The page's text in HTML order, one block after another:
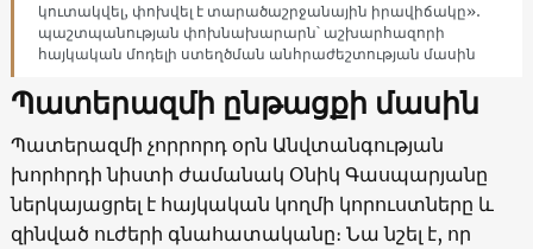
կուտակվել, փոխվել է տարածաշրջանային իրավիճակը»․
պաշտպանության փոխնախարարն՝ աշխարհազորի
հայկական մոդելի ստեղծման անհրաժեշտության մասին
Պատերազմի ընթացքի մասին
Պատերազմի չորրորդ օրն Անվտանգության
խորհրդի նիստի ժամանակ Օնիկ Գասպարյանը
ներկայացրել է հայկական կողմի կորուստները և
զինված ուժերի գնահատականը։ Նա նշել է, որ